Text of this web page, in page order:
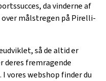
da vinderne af
målstregen på Pirelli-
så de altid er
deres fremragende
vores webshop finder du